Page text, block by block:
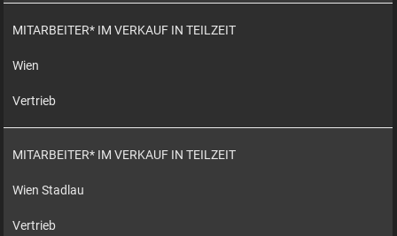
MITARBEITER* IM VERKAUF IN TEILZEIT
Wien
Vertrieb
MITARBEITER* IM VERKAUF IN TEILZEIT
Wien Stadlau
Vertrieb